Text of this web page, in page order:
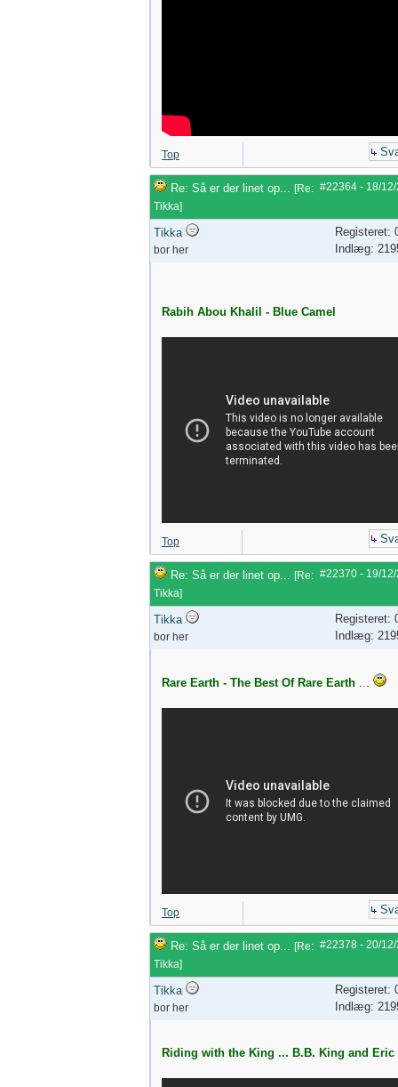
Top
#22364 - 18/
Re: Så er der linet op... [Re:
Tikka]
Tikka
bor her
Registeret:
Indlæg:
Rabih Abou Khalil - Blue Camel
Top
#22370 - 19/
Re: Så er der linet op... [Re:
Tikka]
Tikka
bor her
Registeret:
Indlæg:
Rare Earth - The Best Of Rare Earth ...
Top
#22378 - 20/
Re: Så er der linet op... [Re:
Tikka]
Tikka
bor her
Registeret:
Indlæg:
Riding with the King ... B.B. King and Eric